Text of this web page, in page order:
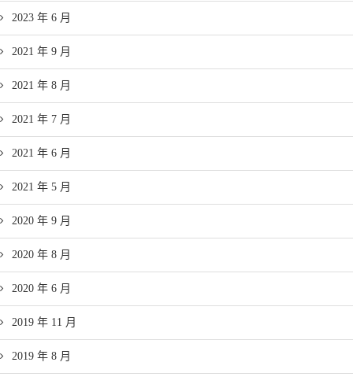
2023 年 6 月
2021 年 9 月
2021 年 8 月
2021 年 7 月
2021 年 6 月
2021 年 5 月
2020 年 9 月
2020 年 8 月
2020 年 6 月
2019 年 11 月
2019 年 8 月